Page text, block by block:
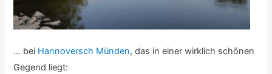
… bei Hannoversch Münden, das in einer wirklich schönen
Gegend liegt: